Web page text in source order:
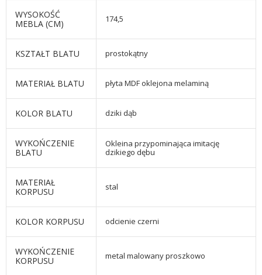
WYSOKOŚĆ
MEBLA (CM)
174,5
KSZTAŁT BLATU prostokątny
MATERIAŁ BLATU płyta MDF oklejona melaminą
KOLOR BLATU dziki dąb
WYKOŃCZENIE
BLATU
Okleina przypominająca imitację
dzikiego dębu
MATERIAŁ
KORPUSU
stal
KOLOR KORPUSU odcienie czerni
WYKOŃCZENIE
KORPUSU
metal malowany proszkowo